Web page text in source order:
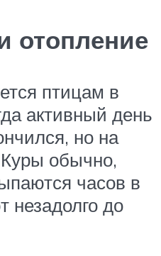
отопление
птицам в
активный день
но на
обычно,
часов в
незадолго до